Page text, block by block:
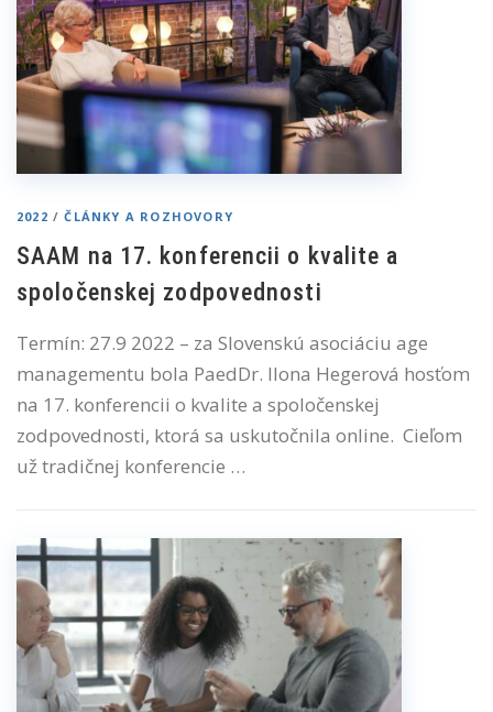
2022 /ČLÁNKY A ROZHOVORY
SAAM na 17. konferencii o kvalite a
spoločenskej zodpovednosti
Termín: 27.9 2022 – za Slovenskú asociáciu age
managementu bola PaedDr. Ilona Hegerová hosťom
na 17. konferencii o kvalite a spoločenskej
zodpovednosti, ktorá sa uskutočnila online. Cieľom
už tradičnej konferencie …